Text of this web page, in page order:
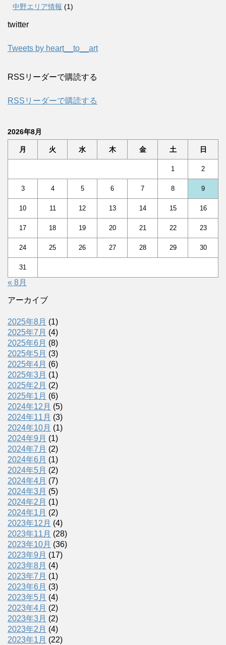
中野エリア情報 (1)
twitter
Tweets by heart__to__art
RSSリーダーで購読する
RSSリーダーで購読する
2026年8月
月 火 水 木 金 土 日
1 2
3 4 5 6 7 8 9
10 11 12 13 14 15 16
17 18 19 20 21 22 23
24 25 26 27 28 29 30
31
« 8月
アーカイブ
2025年8月 (1)
2025年7月 (4)
2025年6月 (8)
2025年5月 (3)
2025年4月 (6)
2025年3月 (1)
2025年2月 (2)
2025年1月 (6)
2024年12月 (5)
2024年11月 (3)
2024年10月 (1)
2024年9月 (1)
2024年7月 (2)
2024年6月 (1)
2024年5月 (2)
2024年4月 (7)
2024年3月 (5)
2024年2月 (1)
2024年1月 (2)
2023年12月 (4)
2023年11月 (28)
2023年10月 (36)
2023年9月 (17)
2023年8月 (4)
2023年7月 (1)
2023年6月 (3)
2023年5月 (4)
2023年4月 (2)
2023年3月 (2)
2023年2月 (4)
2023年1月 (22)